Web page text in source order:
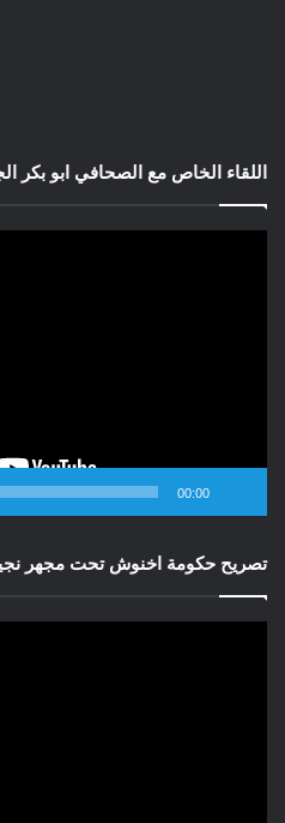
اللقاء الخاص مع الصحافي ابو بكر
00:00
تصريح حكومة اخنوش تحت مجهر